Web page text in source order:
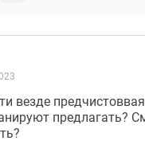
везде
предлагать?